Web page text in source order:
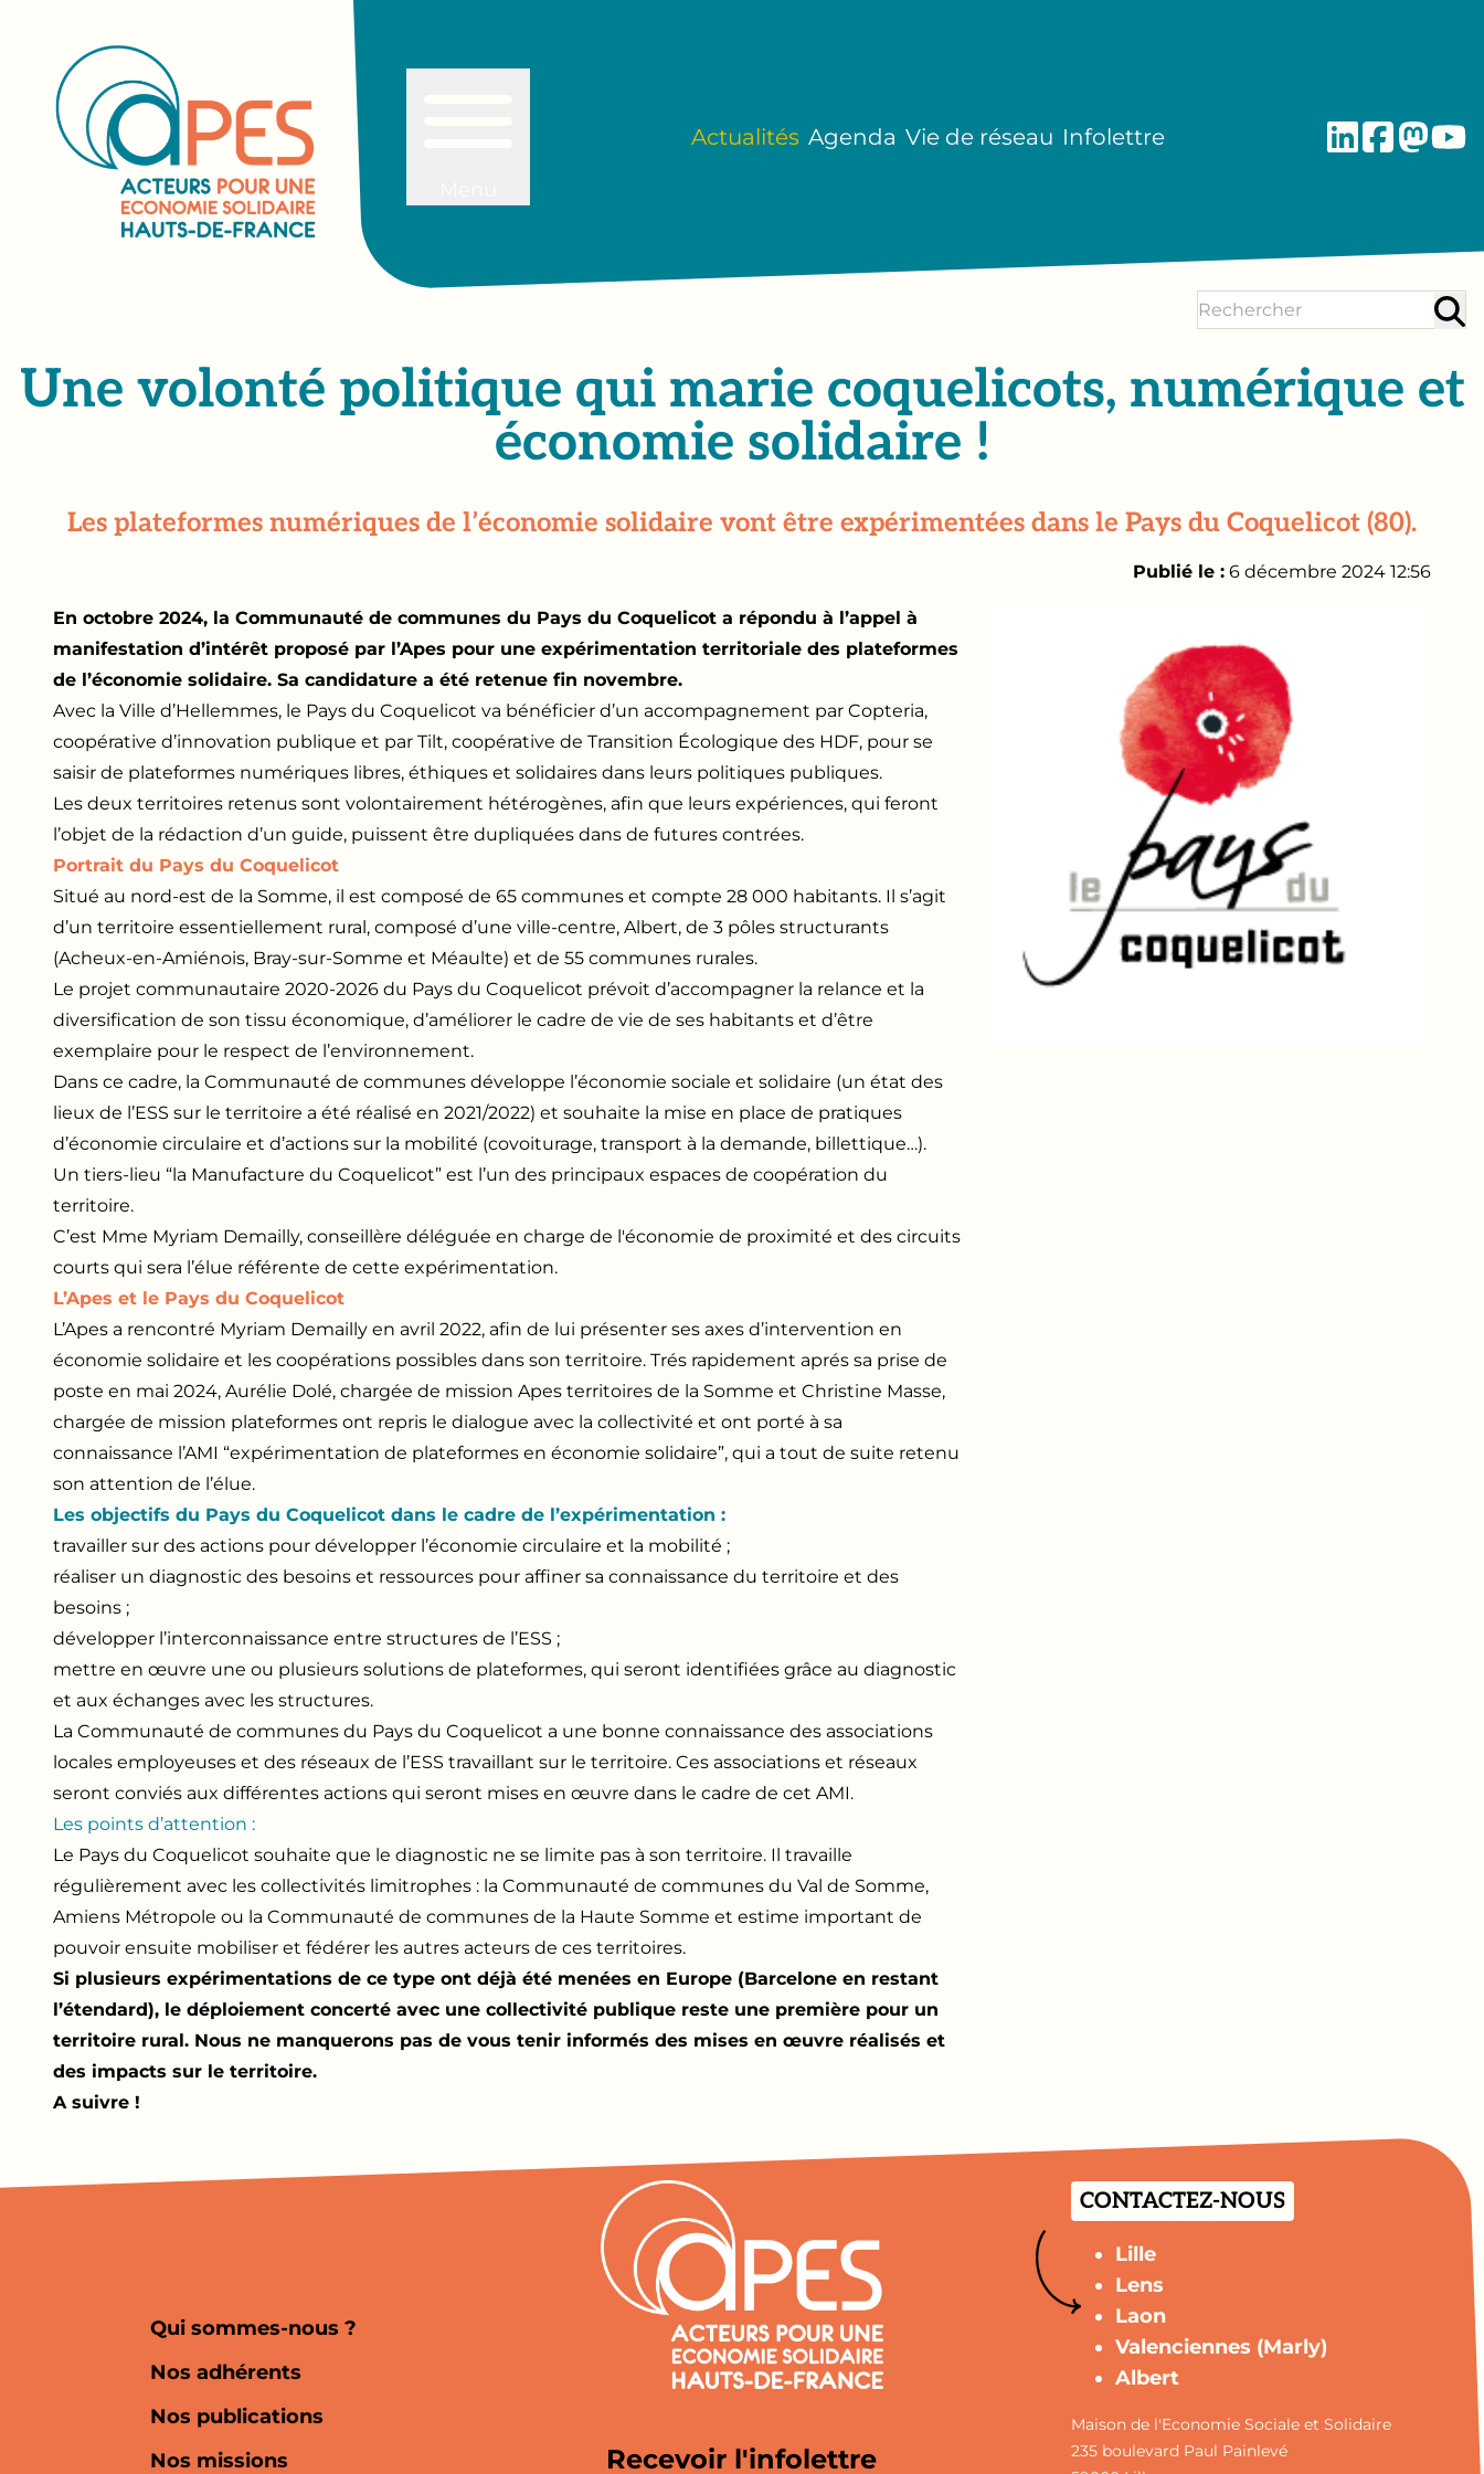
Actualités Agenda Vie de réseau Infolettre
Une volonté politique qui marie coquelicots, numérique et
économie solidaire !
Les plateformes numériques de l’économie solidaire vont être expérimentées dans le Pays du Coquelicot (80).
Publié le : 6 décembre 2024 12:56
En octobre 2024, la Communauté de communes du Pays du Coquelicot a répondu à l’appel à
manifestation d’intérêt proposé par l’Apes pour une expérimentation territoriale des plateformes
de l’économie solidaire. Sa candidature a été retenue fin novembre.
Avec la Ville d’Hellemmes, le Pays du Coquelicot va bénéficier d’un accompagnement par Copteria,
coopérative d’innovation publique et par Tilt, coopérative de Transition Écologique des HDF, pour se
saisir de plateformes numériques libres, éthiques et solidaires dans leurs politiques publiques.
Les deux territoires retenus sont volontairement hétérogènes, afin que leurs expériences, qui feront
l’objet de la rédaction d’un guide, puissent être dupliquées dans de futures contrées.
Portrait du Pays du Coquelicot
Situé au nord-est de la Somme, il est composé de 65 communes et compte 28 000 habitants. Il s’agit
d’un territoire essentiellement rural, composé d’une ville-centre, Albert, de 3 pôles structurants
(Acheux-en-Amiénois, Bray-sur-Somme et Méaulte) et de 55 communes rurales.
Le projet communautaire 2020-2026 du Pays du Coquelicot prévoit d’accompagner la relance et la
diversification de son tissu économique, d’améliorer le cadre de vie de ses habitants et d’être
exemplaire pour le respect de l’environnement.
Dans ce cadre, la Communauté de communes développe l’économie sociale et solidaire (un état des
lieux de l’ESS sur le territoire a été réalisé en 2021/2022) et souhaite la mise en place de pratiques
d’économie circulaire et d’actions sur la mobilité (covoiturage, transport à la demande, billettique…).
Un tiers-lieu “la Manufacture du Coquelicot” est l’un des principaux espaces de coopération du
territoire.
C’est Mme Myriam Demailly, conseillère déléguée en charge de l'économie de proximité et des circuits
courts qui sera l’élue référente de cette expérimentation.
L’Apes et le Pays du Coquelicot
L’Apes a rencontré Myriam Demailly en avril 2022, afin de lui présenter ses axes d’intervention en
économie solidaire et les coopérations possibles dans son territoire. Trés rapidement aprés sa prise de
poste en mai 2024, Aurélie Dolé, chargée de mission Apes territoires de la Somme et Christine Masse,
chargée de mission plateformes ont repris le dialogue avec la collectivité et ont porté à sa
connaissance l’AMI “expérimentation de plateformes en économie solidaire”, qui a tout de suite retenu
son attention de l’élue.
Les objectifs du Pays du Coquelicot dans le cadre de l’expérimentation :
travailler sur des actions pour développer l’économie circulaire et la mobilité ;
réaliser un diagnostic des besoins et ressources pour affiner sa connaissance du territoire et des
besoins ;
développer l’interconnaissance entre structures de l’ESS ;
mettre en œuvre une ou plusieurs solutions de plateformes, qui seront identifiées grâce au diagnostic
et aux échanges avec les structures.
La Communauté de communes du Pays du Coquelicot a une bonne connaissance des associations
locales employeuses et des réseaux de l’ESS travaillant sur le territoire. Ces associations et réseaux
seront conviés aux différentes actions qui seront mises en œuvre dans le cadre de cet AMI.
Les points d’attention :
Le Pays du Coquelicot souhaite que le diagnostic ne se limite pas à son territoire. Il travaille
régulièrement avec les collectivités limitrophes : la Communauté de communes du Val de Somme,
Amiens Métropole ou la Communauté de communes de la Haute Somme et estime important de
pouvoir ensuite mobiliser et fédérer les autres acteurs de ces territoires.
Si plusieurs expérimentations de ce type ont déjà été menées en Europe (Barcelone en restant
l’étendard), le déploiement concerté avec une collectivité publique reste une première pour un
territoire rural. Nous ne manquerons pas de vous tenir informés des mises en œuvre réalisés et
des impacts sur le territoire.
A suivre !
Qui sommes-nous ?
Nos adhérents
Nos publications
Nos missions
CONTACTEZ-NOUS
Lille
Lens
Laon
Valenciennes (Marly)
Albert
Maison de l'Economie Sociale et Solidaire
235 boulevard Paul Painlevé
Recevoir l'infolettre